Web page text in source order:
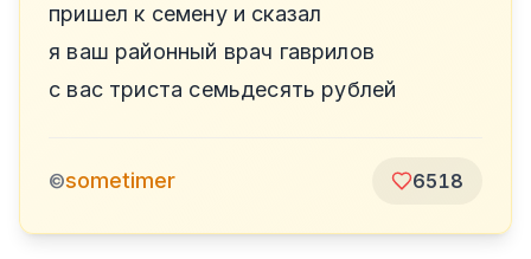
пришел к семену и сказал
я ваш районный врач гаврилов
с вас триста семьдесять рублей
©sometimer 6518